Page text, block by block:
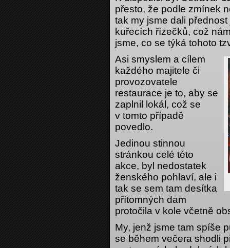
přesto, že podle zmínek
tak my jsme dali
kuřecích řízečků, což
jsme, co se týká tohoto
Asi smyslem a cílem
každého majitele či
provozovatele
restaurace je to, aby se
zaplnil lokál, což se
v tomto případě
povedlo.
Jedinou stinnou
stránkou celé této
akce, byl nedostatek
ženského pohlaví, ale i
tak se sem tam desítka
přítomných dam
protočila v kole včetně
My, jenž jsme tam spíše
se během večera shodli